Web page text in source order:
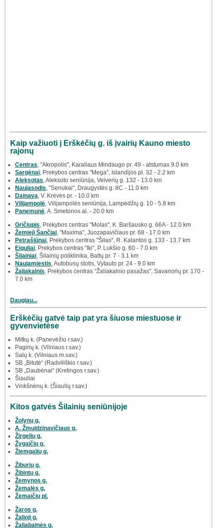
Kaip važiuoti į Erškėčių g. iš įvairių Kauno miesto
rajonų
Centras , "Akropolis", Karaliaus Mindaugo pr. 49 - atstumas 9.0 km
Sargėnai , Prekybos centras "Mega", Islandijos pl. 32 - 2.2 km
Aleksotas , Aleksoto seniūnija, Veiverių g. 132 - 13.0 km
Naujasodis , "Senukai", Draugystės g. 8C - 11.0 km
Dainava , V. Krėvės pr. - 10.0 km
Vilijampolė , Vilijampolės seniūnija, Lampėdžių g. 10 - 5.8 km
Panemunė , A. Smetonos al. - 20.0 km
Gričiupis , Prekybos centras "Molas", K. Baršausko g. 66A - 12.0 km
Žemieji Šančiai , "Maxima", Juozapavičiaus pr. 68 - 17.0 km
Petrašiūnai , Prekybos centras "Šilas", R. Kalantos g. 133 - 13.7 km
Eiguliai , Prekybos centras "Iki", P. Lukšio g. 60 - 7.0 km
Šilainiai , Šilainių poliklinika, Baltų pr. 7 - 3.1 km
Naujamiestis , Autobusų stotis, Vytauto pr. 24 - 9.0 km
Žaliakalnis , Prekybos centras "Žaliakalnio pasažas", Savanorių pr. 170 -
7.0 km
Daugiau...
Erškėčių gatvė taip pat yra šiuose miestuose ir
gyvenvietėse
Mitkų k. (Panevėžio r.sav.)
Pagirių k. (Vilniaus r.sav.)
Salų k. (Vilniaus m.sav.)
SB „Bitutė“ (Radviliškio r.sav.)
SB „Daubėnai“ (Kretingos r.sav.)
Šiauliai
Vinkšnėnų k. (Šiaulių r.sav.)
Kitos gatvės Šilainių seniūnijoje
Žolynų g.
A. Žmuidzinavičiaus g.
Žirgelių g.
Žygaičių g.
Žiemgalių g.
Žiburių g.
Žibintų g.
Žemynos g.
Žemalės g.
Žemaičių pl.
Žaros g.
Žalioji g.
Žaliabalnės g.